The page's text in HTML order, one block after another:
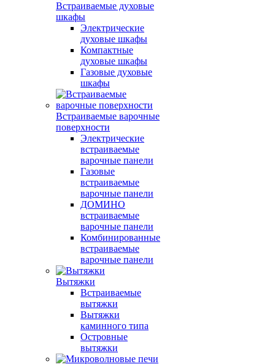
Встраиваемые духовые
шкафы
Электрические
духовые шкафы
Компактные
духовые шкафы
Газовые духовые
шкафы
Встраиваемые варочные
поверхности
Электрические
встраиваемые
варочные панели
Газовые
встраиваемые
варочные панели
ДОМИНО
встраиваемые
варочные панели
Комбинированные
встраиваемые
варочные панели
Вытяжки
Встраиваемые
вытяжки
Вытяжки
каминного типа
Островные
вытяжки